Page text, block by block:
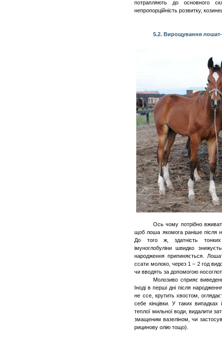
потрапляють до основного
непропорційність розвитку,
5.2. Вирощування лошат-
Ось чому потрібно
щоб лоша якомога раніше після
До того ж, здатність
імуноглобуліни швидко
народження припиняється.
ссати молоко, через 1 – 2 год
чи вводять за допомогою
Молозиво сприяє
Іноді в перші дні після
не ссе, крутить хвостом,
себе кінцівки. У таких
теплої мильної води, видалити
змащеним вазеліном, чи
рицинову олію тощо).